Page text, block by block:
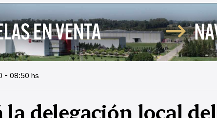
- 08:50 hs
delegación local del